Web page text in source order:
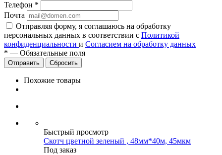
Телефон *
Почта
Отправляя форму, я соглашаюсь на обработку
персональных данных в соответствии с Политикой
конфиденциальности и Согласием на обработку данных
* — Обязательные поля
Сбросить
Похожие товары
Быстрый просмотр
Скотч цветной зеленый , 48мм*40м, 45мкм
Под заказ